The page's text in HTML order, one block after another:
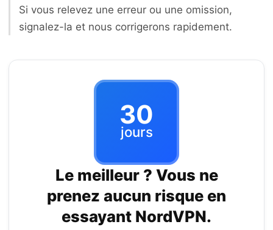
Si vous relevez une erreur ou une omission,
signalez-la et nous corrigerons rapidement.
30
jours
Le meilleur ? Vous ne
prenez aucun risque en
essayant NordVPN.